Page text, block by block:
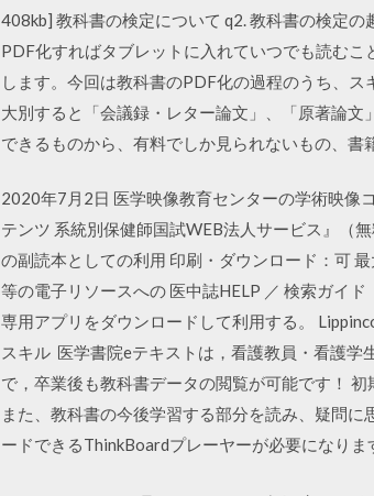
408kb] 教科書の検定について q2. 教科書の検定
PDF化すればタブレットに入れていつでも読む
します。今回は教科書のPDF化の過程のうち、
大別すると「会議録・レター論文」、「原著論
できるものから、有料でしか見られないもの、
2020年7月2日 医学映像教育センターの学術映像
テンツ 系統別保健師国試WEB法人サービス』（
の副読本としての利用 印刷・ダウンロード：可
等の電子リソースへの 医中誌HELP ／ 検索ガイ
専用アプリをダウンロードして利用する。
スキル 医学書院eテキストは，看護教員・看護
で，卒業後も教科書データの閲覧が可能です！
また、教科書の今後学習する部分を読み、疑問
ードできるThinkBoardプレーヤーが必要になり